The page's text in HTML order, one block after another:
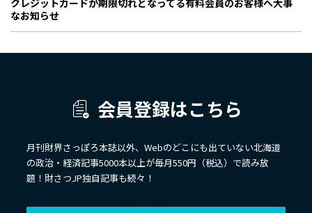
なお知らせ
会員登録はこちら
月刊財界さっぽろ本誌以外、Webのどこにも出ていない北海道
の政治・経済記事5000本以上が毎月550円（税込）で読み放
題！財さつJP独自記事も続々！